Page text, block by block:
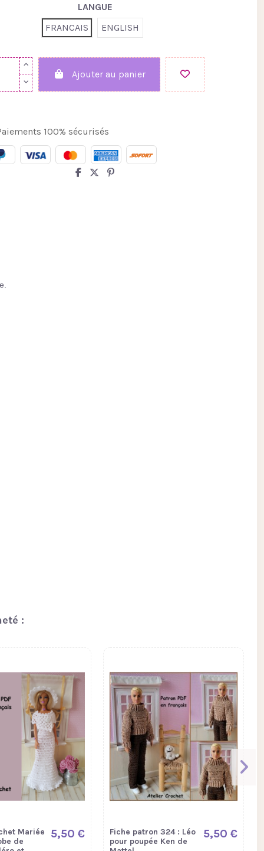
LANGUE
FRANCAIS
ENGLISH
Ajouter au panier
100% sécurisés
:
Mariée
de
5,50 €
Fiche patron 324 : Léo
pour poupée Ken de
5,50 €